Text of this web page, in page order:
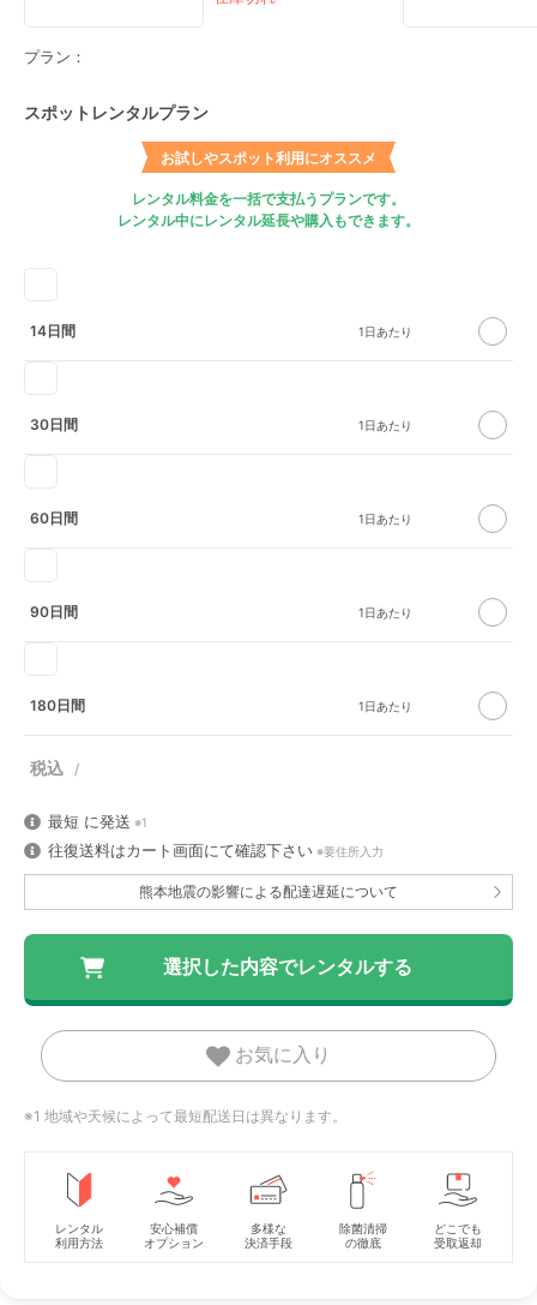
プラン：
スポットレンタルプラン
お試しやスポット利用にオススメ
レンタル料金を一括で支払うプランです。
レンタル中にレンタル延長や購入もできます。
14日間
30日間
60日間
90日間
180日間
最短 に発送 ※1
往復送料はカート画面にて確認下さい ※要住所入力
熊本地震の影響による配達遅延について
お気に入り
※1 地域や天候によって最短配送日は異なります。
レンタル
利用方法
安心補償
オプション
多様な
決済手段
除菌清掃
の徹底
どこでも
受取返却